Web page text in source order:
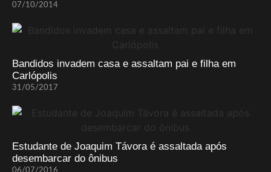
07/10/2014
Bandidos invadem casa e assaltam pai e filha em
Carlópolis
31/05/2017
Estudante de Joaquim Távora é assaltada após
desembarcar do ônibus
06/07/2016